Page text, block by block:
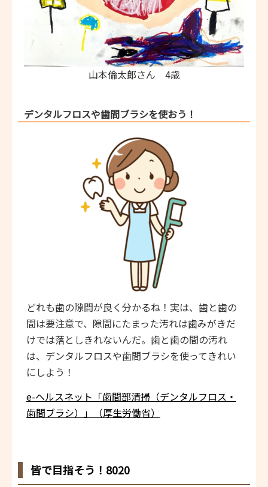
山本倫太郎さん 4歳
デンタルフロスや歯間ブラシを使おう！
どれも歯の隙間が良く分かるね！実は、歯と歯の
間は要注意で、隙間にたまった汚れは歯みがきだ
けでは落としきれないんだ。歯と歯の間の汚れ
は、デンタルフロスや歯間ブラシを使ってきれい
にしよう！
e-ヘルスネット「歯間部清掃（デンタルフロス・
歯間ブラシ）」（厚生労働省）
皆で目指そう！8020